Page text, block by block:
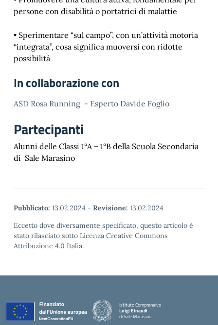
persone con disabilità o portatrici di malattie
• Sperimentare “sul campo”, con un’attività motoria
“integrata”, cosa significa muoversi con ridotte
possibilità
In collaborazione con
ASD Rosa Running - Esperto Davide Foglio
Partecipanti
Alunni delle Classi 1°A – 1°B della Scuola Secondaria
di Sale Marasino
Pubblicato: 13.02.2024 - Revisione: 13.02.2024
Eccetto dove diversamente specificato, questo articolo è
stato rilasciato sotto Licenza Creative Commons
Attribuzione 4.0 Italia.
Istituto Comprensivo
Luigi Einaudi
di Sale Marasino